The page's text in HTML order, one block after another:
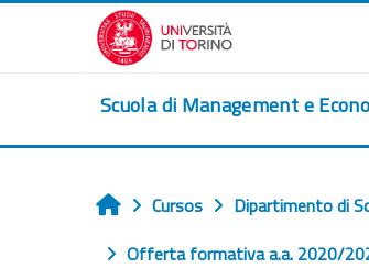
Salta al contenido principal
Scuola di Management e
Inicio
Cursos Dipartimento di
Offerta formativa a.a. 2020/